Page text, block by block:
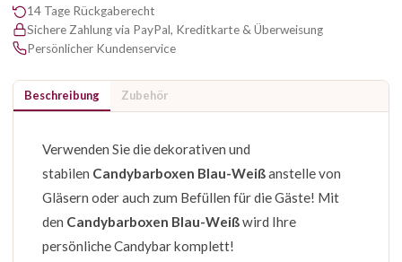
14 Tage Rückgaberecht
Sichere Zahlung via PayPal, Kreditkarte & Überweisung
Persönlicher Kundenservice
Beschreibung Zubehör
Verwenden Sie die dekorativen und
stabilen Candybarboxen Blau-Weißanstelle von
Gläsern oder auch zum Befüllen für die Gäste! Mit
den Candybarboxen Blau-Weißwird Ihre
persönliche Candybar komplett!